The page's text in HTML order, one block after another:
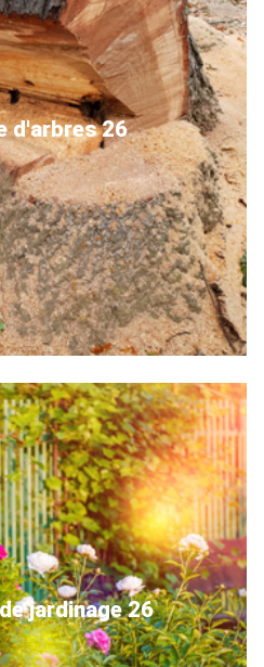
d'arbres 26
jardinage 26